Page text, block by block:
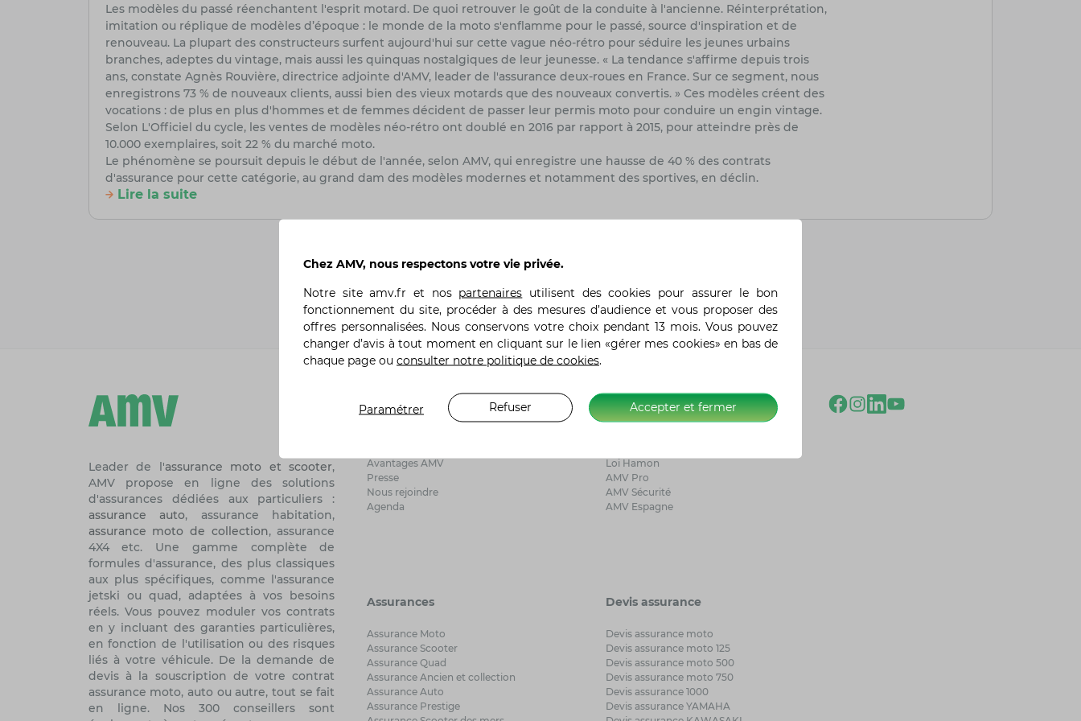
Les modèles du passé réenchantent l'esprit motard. De quoi retrouver le goût de la conduite à l'ancienne. Réinterprétation,
imitation ou réplique de modèles d’époque : le monde de la moto s'enflamme pour le passé, source d'inspiration et de
renouveau. La plupart des constructeurs surfent aujourd'hui sur cette vague néo-rétro pour séduire les jeunes urbains
branches, adeptes du vintage, mais aussi les quinquas nostalgiques de leur jeunesse. « La tendance s'affirme depuis trois
ans, constate Agnès Rouvière, directrice adjointe d'AMV, leader de l'assurance deux-roues en France. Sur ce segment, nous
enregistrons 73 % de nouveaux clients, aussi bien des vieux motards que des nouveaux convertis. » Ces modèles créent des
vocations : de plus en plus d'hommes et de femmes décident de passer leur permis moto pour conduire un engin vintage.
Selon L'Officiel du cycle, les ventes de modèles néo-rétro ont doublé en 2016 par rapport à 2015, pour atteindre près de
10.000 exemplaires, soit 22 % du marché moto.
Le phénomène se poursuit depuis le début de l'année, selon AMV, qui enregistre une hausse de 40 % des contrats
d'assurance pour cette catégorie, au grand dam des modèles modernes et notamment des sportives, en déclin.
Lire la suite
Précédent
Leader de l'assurance moto et scooter,
AMV propose en ligne des solutions
d'assurances dédiées aux particuliers :
assurance auto, assurance habitation,
assurance moto de collection, assurance
4X4 etc. Une gamme complète de
formules d'assurance, des plus classiques
aux plus spécifiques, comme l'assurance
jetski ou quad, adaptées à vos besoins
réels. Vous pouvez moduler vos contrats
en y incluant des garanties particulières,
en fonction de l'utilisation ou des risques
liés à votre véhicule. De la demande de
devis à la souscription de votre contrat
assurance moto, auto ou autre, tout se fait
en ligne. Nos 300 conseillers sont
A propos d’AMV
Avantages AMV
Presse
Nous rejoindre
Agenda
Liens utiles
Loi Hamon
AMV Pro
AMV Sécurité
AMV Espagne
Assurances
Assurance Moto
Assurance Scooter
Assurance Quad
Assurance Ancien et collection
Assurance Auto
Assurance Prestige
Devis assurance
Devis assurance moto
Devis assurance moto 125
Devis assurance moto 500
Devis assurance moto 750
Devis assurance 1000
Devis assurance YAMAHA
Chez AMV, nous respectons votre vie privée.
Notre siteamv.fr et nos partenaires utilisent des cookies pour assurer le bon
fonctionnement du site, procéder à des mesures d’audience et vous proposer des
offres personnalisées. Nous conservons votre choix pendant 13 mois. Vous pouvez
changer d’avis à tout moment en cliquant sur le lien «gérer mes cookies» en bas de
chaque page ou consulter notre politique de cookies.
Accepter et fermer
Refuser
Paramétrer